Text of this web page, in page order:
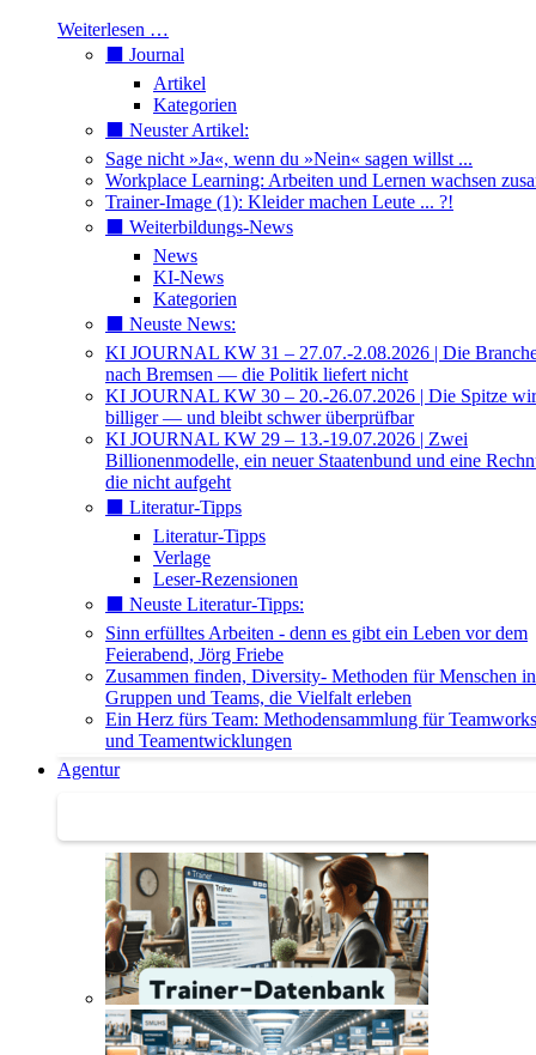
Weiterlesen …
⬛️ Journal
Artikel
Kategorien
⬛️ Neuster Artikel:
Sage nicht »Ja«, wenn du »Nein« sagen willst ...
Workplace Learning: Arbeiten und Lernen wachsen
Trainer-Image (1): Kleider machen Leute ... ?!
⬛️ Weiterbildungs-News
News
KI-News
Kategorien
⬛️ Neuste News:
KI JOURNAL KW 31 – 27.07.-2.08.2026 | Die
nach Bremsen — die Politik liefert nicht
KI JOURNAL KW 30 – 20.-26.07.2026 | Die Spitze
billiger — und bleibt schwer überprüfbar
KI JOURNAL KW 29 – 13.-19.07.2026 | Zwei
Billionenmodelle, ein neuer Staatenbund und eine
die nicht aufgeht
⬛️ Literatur-Tipps
Literatur-Tipps
Verlage
Leser-Rezensionen
⬛️ Neuste Literatur-Tipps:
Sinn erfülltes Arbeiten - denn es gibt ein Leben vor dem
Feierabend, Jörg Friebe
Zusammen finden, Diversity- Methoden für Menschen in
Gruppen und Teams, die Vielfalt erleben
Ein Herz fürs Team: Methodensammlung für
und Teamentwicklungen
Agentur